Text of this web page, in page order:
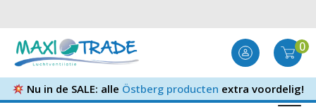
0
Nu in de SALE: alle Östberg producten extra voordelig!